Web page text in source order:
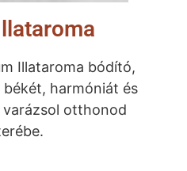
Illataroma bódító,
békét, harmóniát és
otthonod